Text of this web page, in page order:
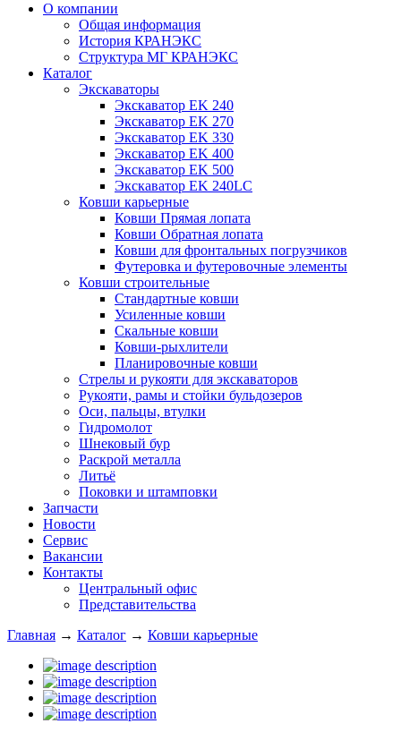
О компании
Общая информация
История КРАНЭКС
Структура МГ КРАНЭКС
Каталог
Экскаваторы
Экскаватор EK 240
Экскаватор EK 270
Экскаватор EK 330
Экскаватор EK 400
Экскаватор EK 500
Экскаватор EK 240LC
Ковши карьерные
Ковши Прямая лопата
Ковши Обратная лопата
Ковши для фронтальных погрузчиков
Футеровка и футеровочные элементы
Ковши строительные
Стандартные ковши
Усиленные ковши
Скальные ковши
Ковши-рыхлители
Планировочные ковши
Стрелы и рукояти для экскаваторов
Рукояти, рамы и стойки бульдозеров
Оси, пальцы, втулки
Гидромолот
Шнековый бур
Раскрой металла
Литьё
Поковки и штамповки
Запчасти
Новости
Сервис
Вакансии
Контакты
Центральный офис
Представительства
Главная → Каталог → Ковши карьерные